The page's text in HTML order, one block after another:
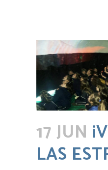
17 JUN
LAS